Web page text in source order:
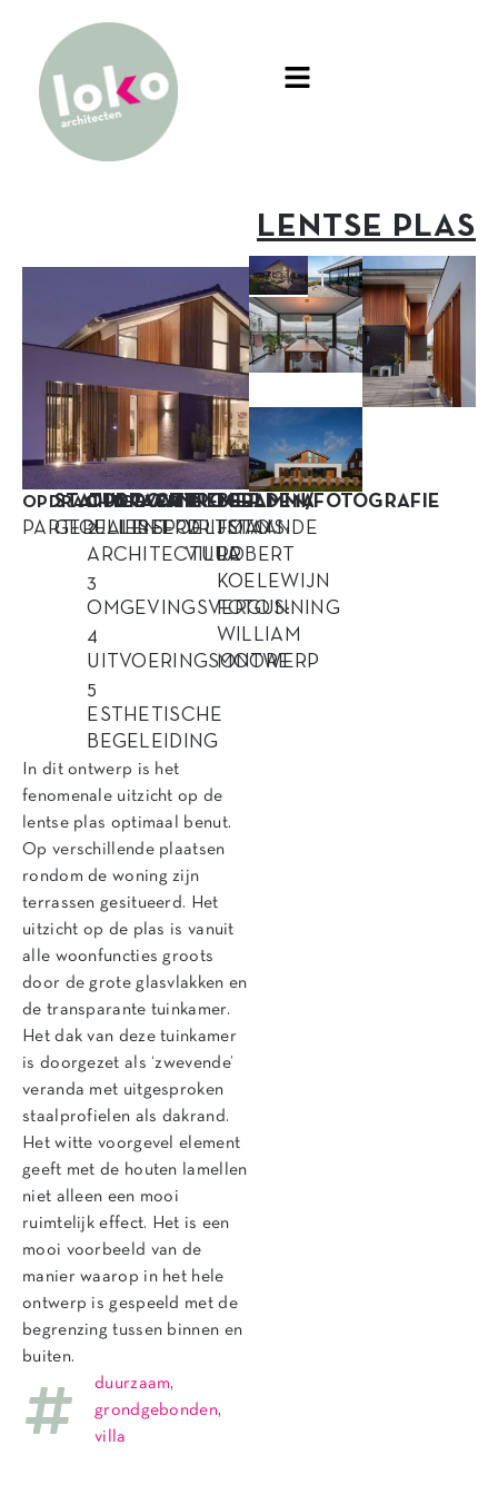
LENTSE PLAS
OPDRACHTGEVER
PARTICULIER
STATUS
GEREALISEERD
OPDRACHT
2
ARCHITECTUUR
3
OMGEVINGSVERGUNNING
4
UITVOERINGSONTWERP
5
ESTHETISCHE
BEGELEIDING
LOCATIE
LENT
AANNEMER
SPOELTMAN
PROGRAMMA
VRIJSTAANDE
VILLA
BEELDEN/FOTOGRAFIE
FOTO’S:
ROBERT
KOELEWIJN
FOTO’S:
WILLIAM
MOORE
In dit ontwerp is het
fenomenale uitzicht op de
lentse plas optimaal benut.
Op verschillende plaatsen
rondom de woning zijn
terrassen gesitueerd. Het
uitzicht op de plas is vanuit
alle woonfuncties groots
door de grote glasvlakken en
de transparante tuinkamer.
Het dak van deze tuinkamer
is doorgezet als ‘zwevende’
veranda met uitgesproken
staalprofielen als dakrand.
Het witte voorgevel element
geeft met de houten lamellen
niet alleen een mooi
ruimtelijk effect. Het is een
mooi voorbeeld van de
manier waarop in het hele
ontwerp is gespeeld met de
begrenzing tussen binnen en
buiten.
duurzaam,
grondgebonden,
villa